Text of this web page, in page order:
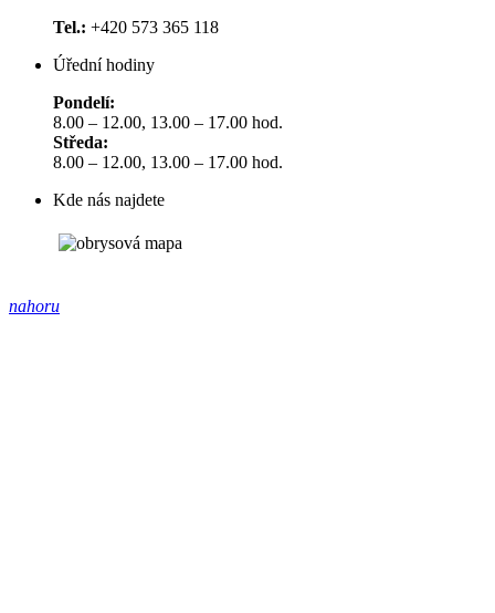
Tel.: +420 573 365 118
Úřední hodiny
Pondelí:
8.00 – 12.00, 13.00 – 17.00 hod.
Středa:
8.00 – 12.00, 13.00 – 17.00 hod.
Kde nás najdete
nahoru